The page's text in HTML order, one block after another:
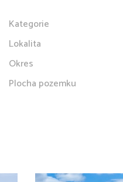
Kategorie
Lokalita
Okres
Plocha pozemku